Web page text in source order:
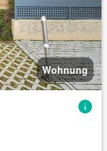
Wohnung